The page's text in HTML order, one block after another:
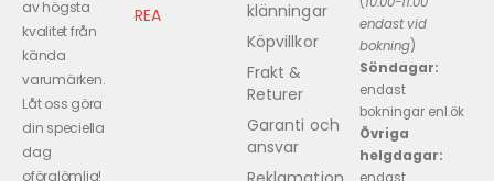
av högsta
kvalitet från
kända
varumärken.
Låt oss göra
din speciella
dag
oförglömlig!
endast vid
bokning)
Söndagar:
endast
bokningar enl.ök
Övriga
helgdagar:
klänningar
Köpvillkor
Frakt &
Returer
Garanti och
ansvar
REA